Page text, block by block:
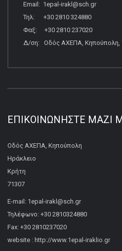
Email: 1epal-irakl@sch.gr
Τηλ: +30 2810 324880
Φαξ: +30 2810 237020
Δ/ση: Οδός ΑΧΕΠΑ, Κηπούπολη,
ΕΠΙΚΟΙΝΩΝΉΣΤΕ ΜΑΖΊ
Οδός ΑΧΕΠΑ, Κηπούπολη
Ηράκλειο
Κρήτη
71307
E-mail: 1epal-irakl@sch.gr
Τηλέφωνο: +30 2810324880
Fax: +30 2810237020
website : http://www.1epal-iraklio.gr